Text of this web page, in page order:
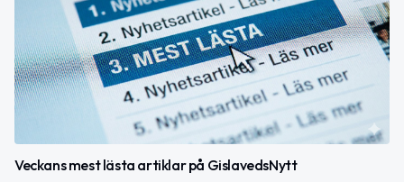
Veckans mest lästa artiklar på GislavedsNytt